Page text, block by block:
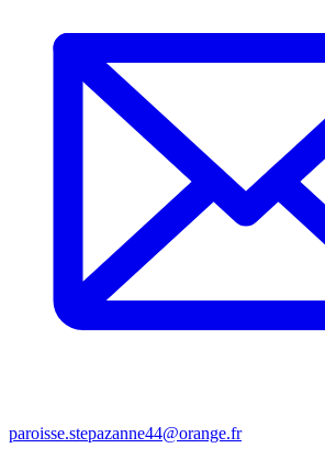
paroisse.stepazanne44@orange.fr